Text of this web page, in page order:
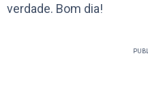
verdade. Bom dia!